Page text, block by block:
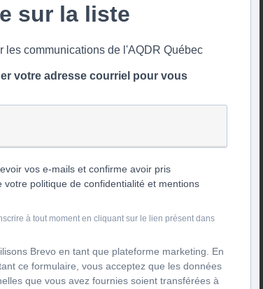
sur la liste
les communications de l'AQDR Québec
votre adresse courriel pour vous
vos e-mails et confirme avoir pris
votre politique de confidentialité et mentions
à tout moment en cliquant sur le lien présent dans
Brevo en tant que plateforme marketing. En
ce formulaire, vous acceptez que les données
que vous avez fournies soient transférées à